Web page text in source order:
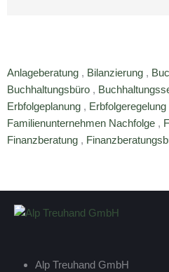
Anlageberatung , Bilanzierung ,
Buchhaltungsbüro ,
Erbfolgeplanung , Erbfolgeregelung
Familienunternehmen Nachfolge ,
Finanzberatung ,
Alp Treuhand GmbH